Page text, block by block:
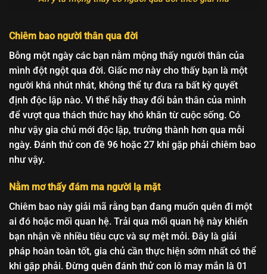
Chiêm bao người thân qua đời
Bỗng một ngày các bạn nằm mộng thấy người thân của
mình đột ngột qua đời. Giấc mơ này cho thấy bạn là một
người khá nhút nhát, không thể tự đưa ra bất kỳ quyết
định độc lập nào. Vì thế hãy thay đổi bản thân của mình
để vượt qua thách thức hay khó khăn từ cuộc sống. Có
như vậy gia chủ mới độc lập, trưởng thành hơn qua mỗi
ngày. Đánh thử con đề 96 hoặc 27 khi gặp phải chiêm bao
như vậy.
Nằm mơ thấy đám ma người lạ mặt
Chiêm bao này giải mã rằng bạn đang muốn quên đi một
ai đó hoặc mối quan hệ. Trải qua mối quan hệ này khiến
bạn nhận về nhiều tiêu cực và sự mệt mỏi. Đây là giải
pháp hoàn toàn tốt, gia chủ cần thực hiện sớm nhất có thể
khi gặp phải. Đừng quên đánh thử con lô may mắn là 01